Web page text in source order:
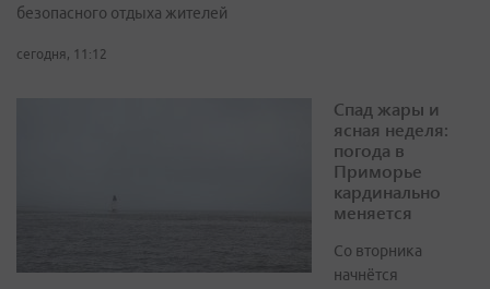
безопасного отдыха жителей
сегодня, 11:12
Спад жары и
ясная неделя:
погода в
Приморье
кардинально
меняется
Со вторника
начнётся